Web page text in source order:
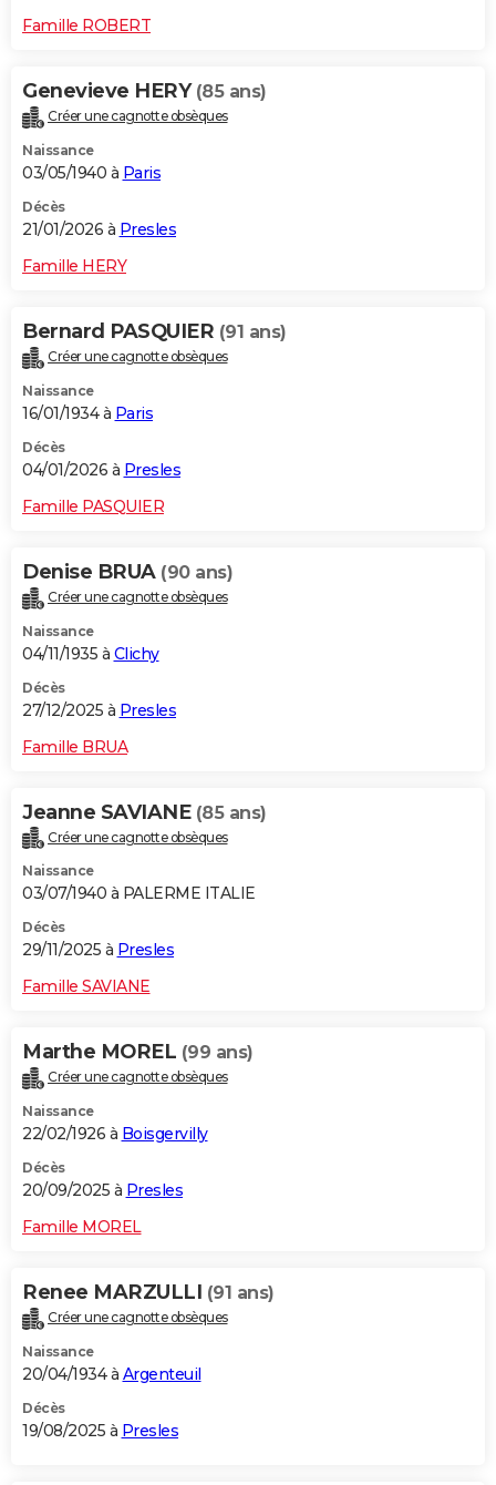
Famille ROBERT
Genevieve HERY (85 ans)
Créer une cagnotte obsèques
Naissance
03/05/1940 à Paris
Décès
21/01/2026 à Presles
Famille HERY
Bernard PASQUIER (91 ans)
Créer une cagnotte obsèques
Naissance
16/01/1934 à Paris
Décès
04/01/2026 à Presles
Famille PASQUIER
Denise BRUA (90 ans)
Créer une cagnotte obsèques
Naissance
04/11/1935 à Clichy
Décès
27/12/2025 à Presles
Famille BRUA
Jeanne SAVIANE (85 ans)
Créer une cagnotte obsèques
Naissance
03/07/1940 à PALERME ITALIE
Décès
29/11/2025 à Presles
Famille SAVIANE
Marthe MOREL (99 ans)
Créer une cagnotte obsèques
Naissance
22/02/1926 à Boisgervilly
Décès
20/09/2025 à Presles
Famille MOREL
Renee MARZULLI (91 ans)
Créer une cagnotte obsèques
Naissance
20/04/1934 à Argenteuil
Décès
19/08/2025 à Presles